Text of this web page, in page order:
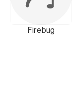
Firebug